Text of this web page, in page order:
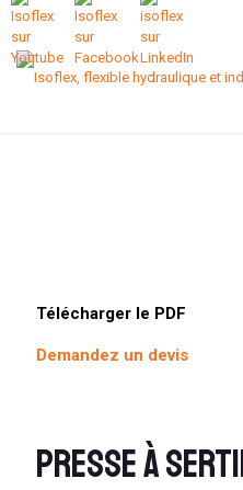
Télécharger le PDF
Demandez un devis
Presse à